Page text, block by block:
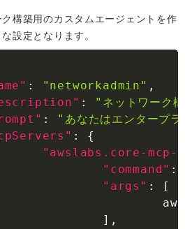
構築用のカスタムエージェントを作
設定となります。
: "networkadmin" ,
:
"ネットワーク
:
"あなたはエンタープ
:
{
"awslabs.core-mcp-
"command" :
"args" :
[
] ,